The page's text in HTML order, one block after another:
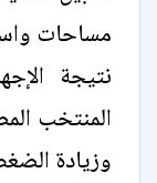
مساحات
نتيجة
المنتخب
وزيادة